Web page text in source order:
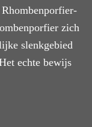
zich
slenkgebied
echte bewijs